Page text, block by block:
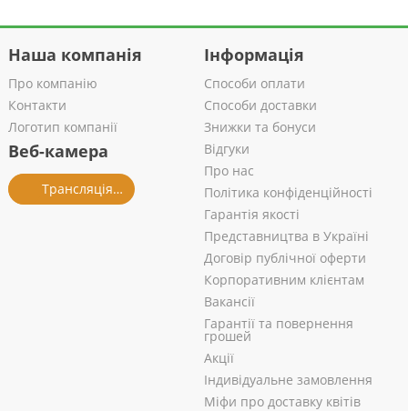
Наша компанія
Про компанію
Контакти
Логотип компанії
Веб-камера
Трансляція із салону
Інформація
Способи оплати
Способи доставки
Знижки та бонуси
Відгуки
Про нас
Політика конфіденційності
Гарантія якості
Представництва в Україні
Договір публічної оферти
Корпоративним клієнтам
Вакансії
Гарантії та повернення
грошей
Акції
Індивідуальне замовлення
Міфи про доставку квітів